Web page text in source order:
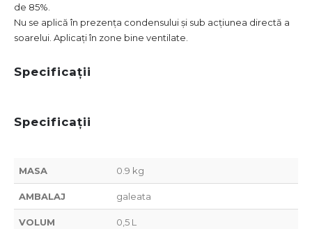
de 85%.
Nu se aplică în prezența condensului și sub acțiunea directă a
soarelui. Aplicați în zone bine ventilate.
Specificații
Specificații
MASA 0.9 kg
AMBALAJ galeata
VOLUM 0,5 L